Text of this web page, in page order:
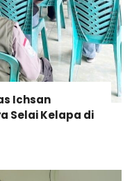
Ichsan
Selai Kelapa di